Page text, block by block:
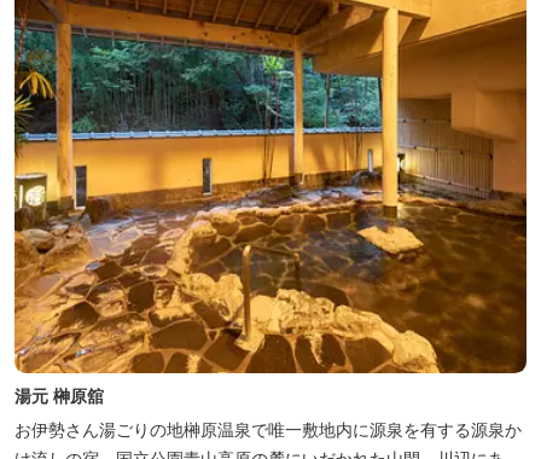
湯元 榊原舘
お伊勢さん湯ごりの地榊原温泉で唯一敷地内に源泉を有する源泉か